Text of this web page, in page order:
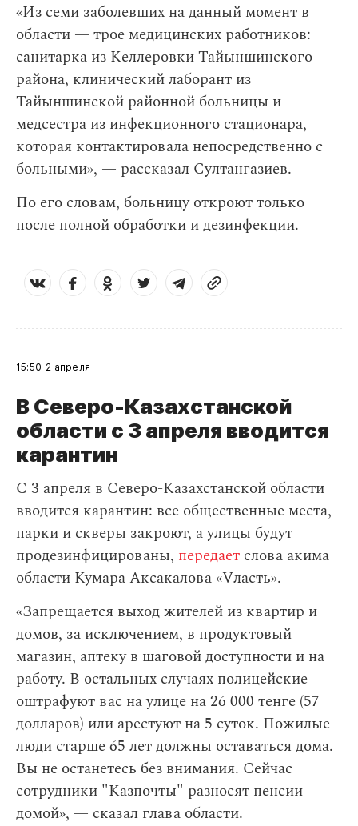
«Из семи заболевших на данный момент в
области — трое медицинских работников:
санитарка из Келлеровки Тайыншинского
района, клинический лаборант из
Тайыншинской районной больницы и
медсестра из инфекционного стационара,
которая контактировала непосредственно с
больными», — рассказал Султангазиев.
По его словам, больницу откроют только
после полной обработки и дезинфекции.
15:50 2 апреля
В Северо-Казахстанской
области с 3 апреля вводится
карантин
С 3 апреля в Северо-Казахстанской области
вводится карантин: все общественные места,
парки и скверы закроют, а улицы будут
продезинфицированы, передает слова акима
области Кумара Аксакалова «Vласть».
«Запрещается выход жителей из квартир и
домов, за исключением, в продуктовый
магазин, аптеку в шаговой доступности и на
работу. В остальных случаях полицейские
оштрафуют вас на улице на 26 000 тенге (57
долларов) или арестуют на 5 суток. Пожилые
люди старше 65 лет должны оставаться дома.
Вы не останетесь без внимания. Сейчас
сотрудники "Казпочты" разносят пенсии
домой», — сказал глава области.